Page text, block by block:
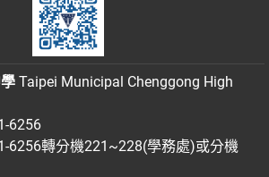
Taipei Municipal Chenggong High
6256
6256轉分機221~228(學務處)或分機